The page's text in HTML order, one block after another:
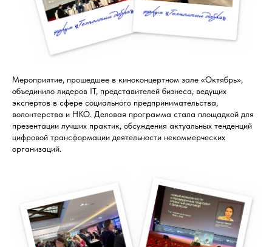
Мероприятие, прошедшее в киноконцертном зале «Октябрь»,
объединило лидеров IT, представителей бизнеса, ведущих
экспертов в сфере социального предпринимательства,
волонтерства и НКО. Деловая программа стала площадкой для
презентации лучших практик, обсуждения актуальных тенденций
цифровой трансформации деятельности некоммерческих
организаций.